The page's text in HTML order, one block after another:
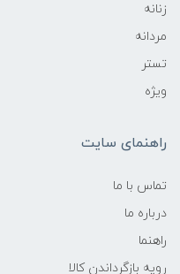
زنانه
مردانه
تستر
ویژه
راهنمای سایت
تماس با ما
درباره ما
راهنما
رویه‌ بازگرداندن کالا